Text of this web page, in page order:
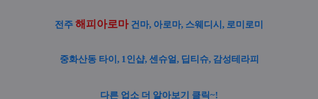
전주 해피아로마건마, 아로마, 스웨디시, 로미로미
중화산동 타이, 1인샵, 센슈얼, 딥티슈, 감성테라피
다른 업소 더 알아보기 클릭~!